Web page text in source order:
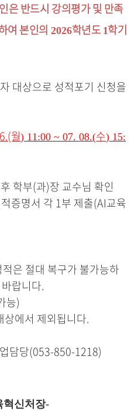
은 반드시 강의평가 및 만족
여 본인의 2026학년도 1학기
대상으로 성적포기 신청을
월) 11:00 ~ 07. 08.(수) 15:
학부(과)장 교수님 확인
증명서 각 1부 제출(AI교육
은 절대 복구가 불가능하
랍니다.
능)
상에서 제외됩니다.
담당(053-850-1218)
혁신처장-